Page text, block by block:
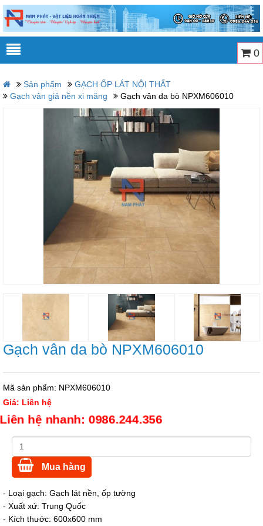
0
Sản phẩm
GẠCH ỐP LÁT NỘI THẤT
Gạch vân giả nền xi măng
Gạch vân da bò NPXM606010
Gạch vân da bò NPXM606010
Mã sản phẩm: NPXM606010
Giá: Liên hệ
hệ nhanh: 0986.244.356
Mua hàng
- Loại gạch: Gạch lát nền, ốp tường
- Xuất xứ: Trung Quốc
- Kích thước: 600x600 mm